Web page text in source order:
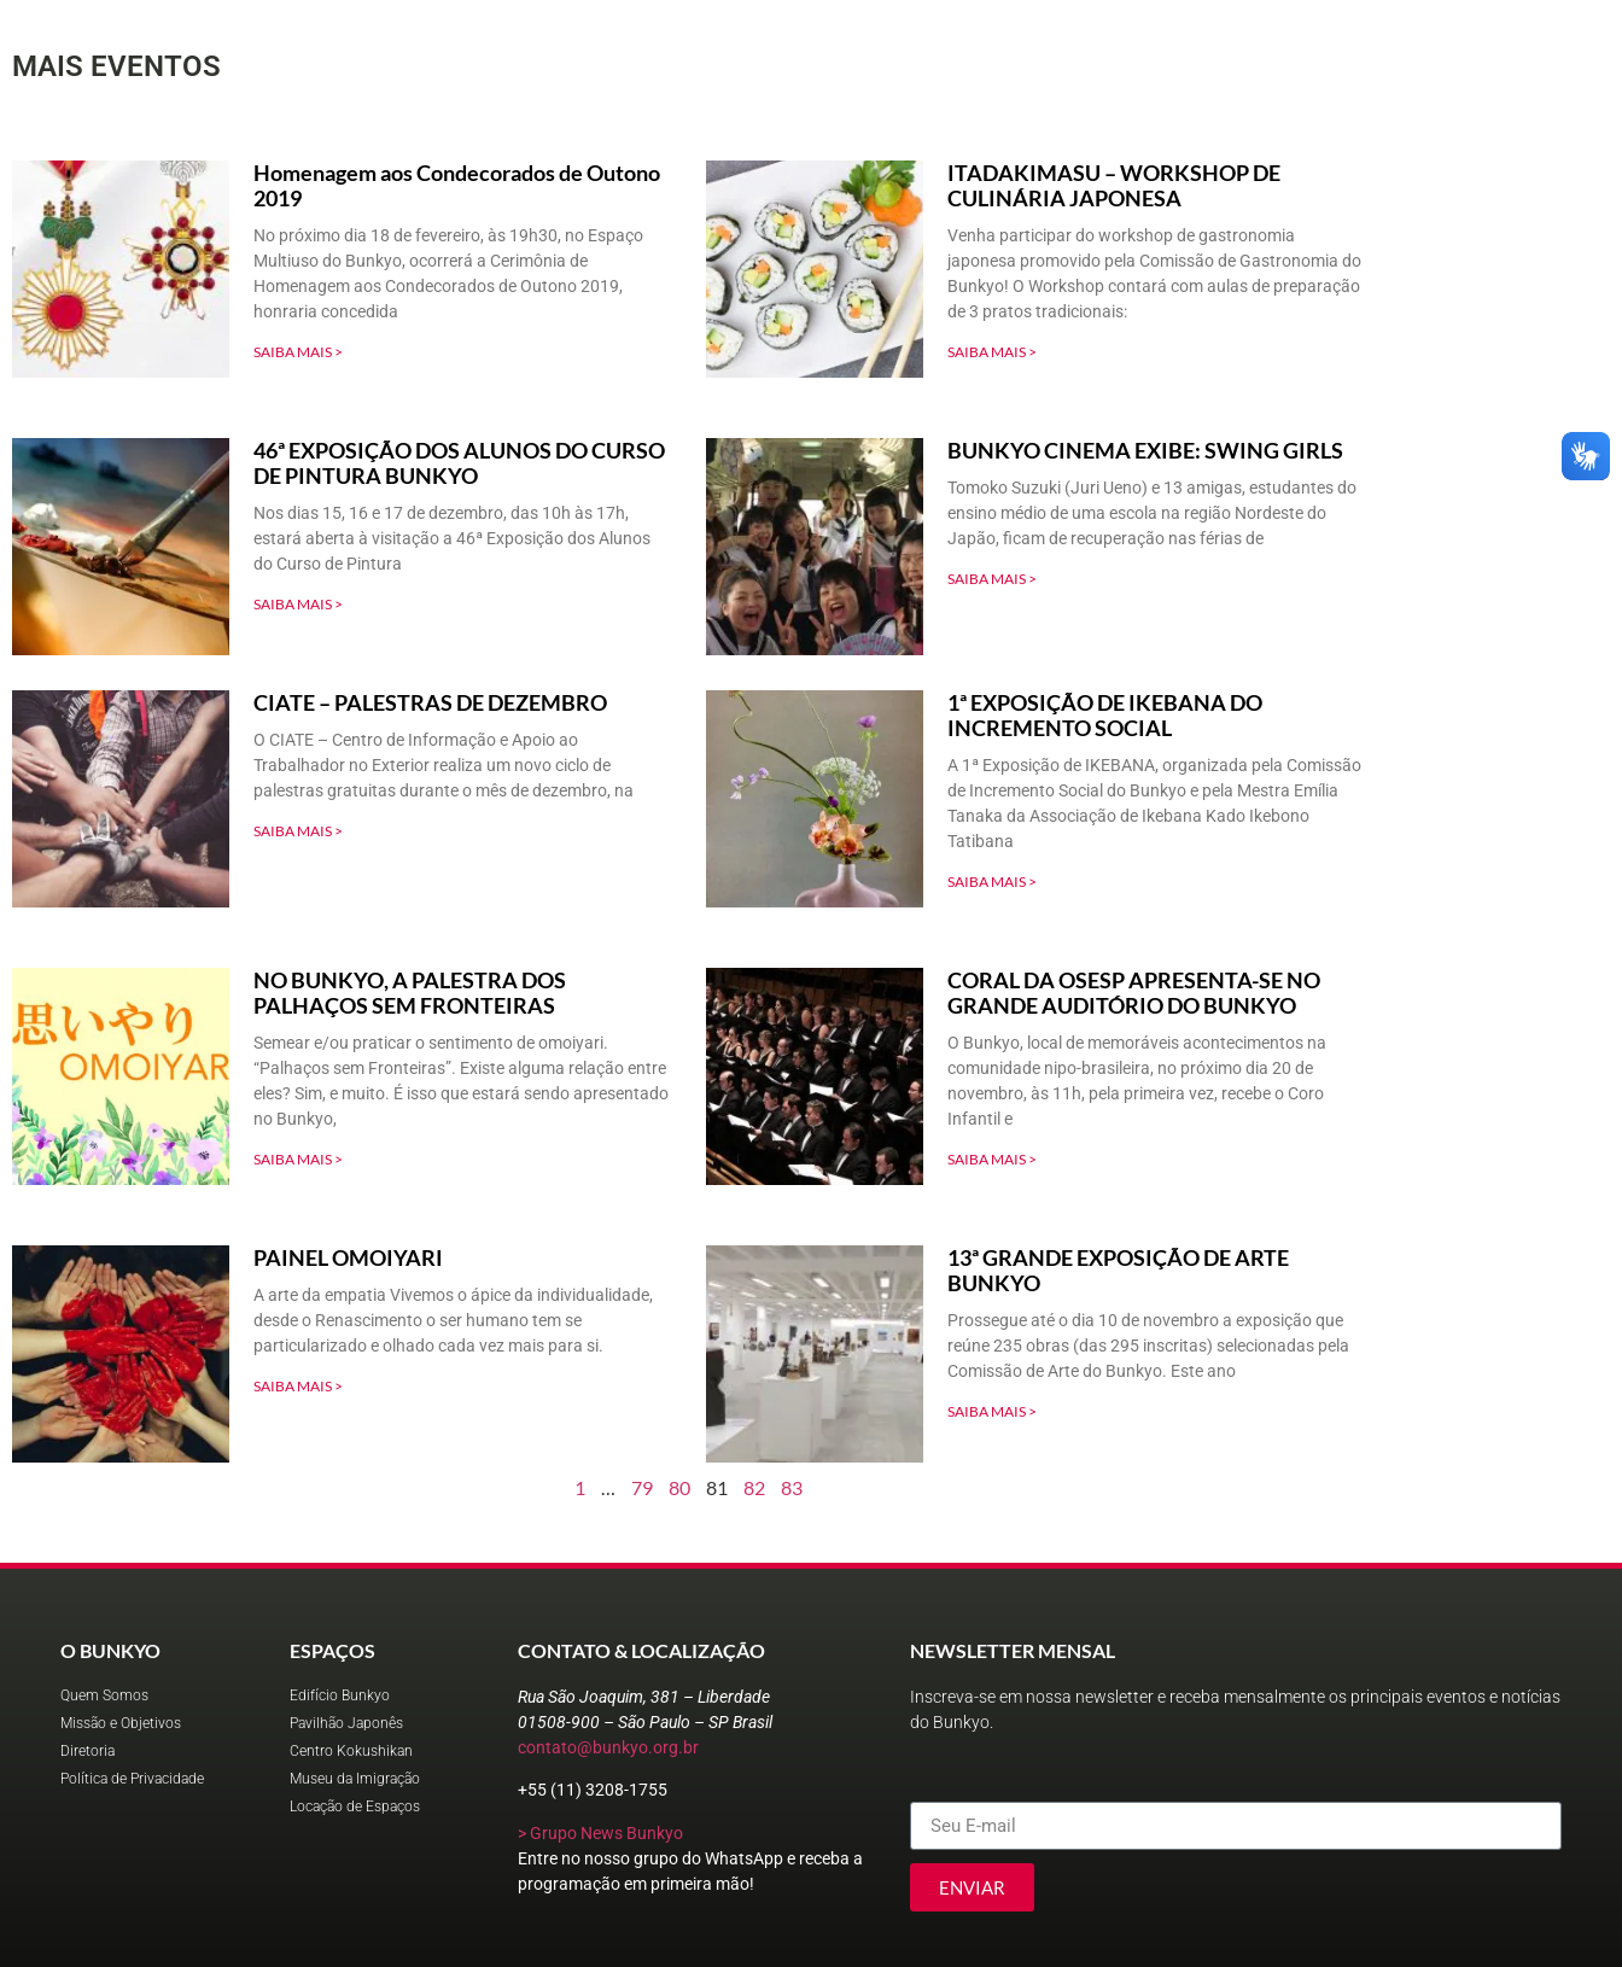
MAIS EVENTOS
Homenagem aos Condecorados de Outono
2019
No próximo dia 18 de fevereiro, às 19h30, no Espaço
Multiuso do Bunkyo, ocorrerá a Cerimônia de
Homenagem aos Condecorados de Outono 2019,
honraria concedida
SAIBA MAIS >
ITADAKIMASU – WORKSHOP DE
CULINÁRIA JAPONESA
Venha participar do workshop de gastronomia
japonesa promovido pela Comissão de Gastronomia do
Bunkyo! O Workshop contará com aulas de preparação
de 3 pratos tradicionais:
SAIBA MAIS >
46ª EXPOSIÇÃO DOS ALUNOS DO CURSO
DE PINTURA BUNKYO
Nos dias 15, 16 e 17 de dezembro, das 10h às 17h,
estará aberta à visitação a 46ª Exposição dos Alunos
do Curso de Pintura
SAIBA MAIS >
BUNKYO CINEMA EXIBE: SWING GIRLS
Tomoko Suzuki (Juri Ueno) e 13 amigas, estudantes do
ensino médio de uma escola na região Nordeste do
Japão, ficam de recuperação nas férias de
SAIBA MAIS >
CIATE – PALESTRAS DE DEZEMBRO
O CIATE – Centro de Informação e Apoio ao
Trabalhador no Exterior realiza um novo ciclo de
palestras gratuitas durante o mês de dezembro, na
SAIBA MAIS >
1ª EXPOSIÇÃO DE IKEBANA DO
INCREMENTO SOCIAL
A 1ª Exposição de IKEBANA, organizada pela Comissão
de Incremento Social do Bunkyo e pela Mestra Emília
Tanaka da Associação de Ikebana Kado Ikebono
Tatibana
SAIBA MAIS >
NO BUNKYO, A PALESTRA DOS
PALHAÇOS SEM FRONTEIRAS
Semear e/ou praticar o sentimento de omoiyari.
“Palhaços sem Fronteiras”. Existe alguma relação entre
eles? Sim, e muito. É isso que estará sendo apresentado
no Bunkyo,
SAIBA MAIS >
CORAL DA OSESP APRESENTA-SE NO
GRANDE AUDITÓRIO DO BUNKYO
O Bunkyo, local de memoráveis acontecimentos na
comunidade nipo-brasileira, no próximo dia 20 de
novembro, às 11h, pela primeira vez, recebe o Coro
Infantil e
SAIBA MAIS >
PAINEL OMOIYARI
A arte da empatia Vivemos o ápice da individualidade,
desde o Renascimento o ser humano tem se
particularizado e olhado cada vez mais para si.
SAIBA MAIS >
13ª GRANDE EXPOSIÇÃO DE ARTE
BUNKYO
Prossegue até o dia 10 de novembro a exposição que
reúne 235 obras (das 295 inscritas) selecionadas pela
Comissão de Arte do Bunkyo. Este ano
SAIBA MAIS >
1 … 79 80 81 82 83
O BUNKYO
Quem Somos
Missão e Objetivos
Diretoria
Política de Privacidade
ESPAÇOS
Edifício Bunkyo
Pavilhão Japonês
Centro Kokushikan
Museu da Imigração
Locação de Espaços
CONTATO & LOCALIZAÇÃO
Rua São Joaquim, 381 – Liberdade
01508-900 – São Paulo – SP Brasil
contato@bunkyo.org.br
+55 (11) 3208-1755
> Grupo News Bunkyo
Entre no nosso grupo do WhatsApp e receba a
programação em primeira mão!
NEWSLETTER MENSAL
Inscreva-se em nossa newsletter e receba mensalmente os principais eventos e notícias
do Bunkyo.
ENVIAR